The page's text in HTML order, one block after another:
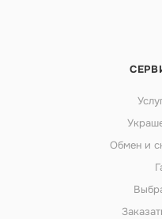
Обмен и